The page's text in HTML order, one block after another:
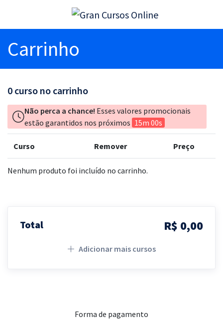
Carrinho
0 curso no carrinho
Não perca a chance! Esses valores promocionais
estão garantidos nos próximos 15m 00s
Curso Remover Preço
Nenhum produto foi incluído no carrinho.
Total R$ 0,00
Adicionar mais cursos
Forma de pagamento